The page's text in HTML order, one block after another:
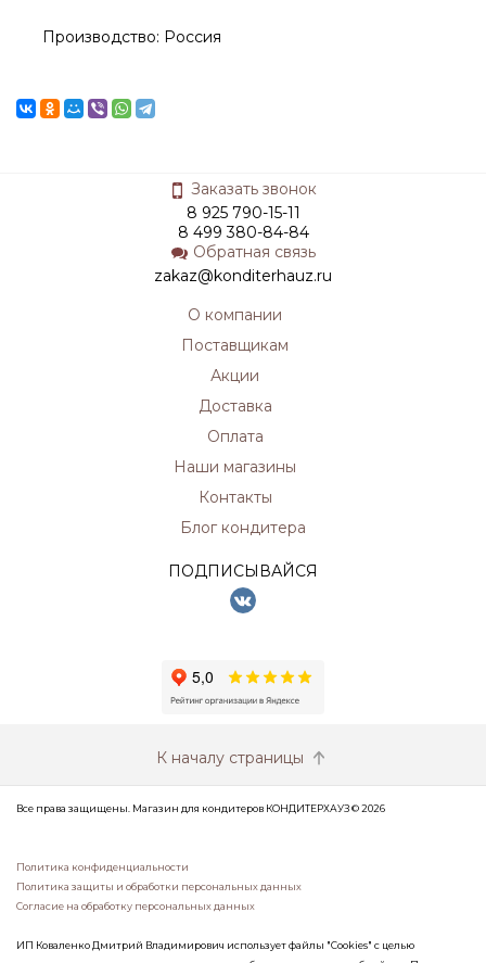
Производство: Россия
Заказать звонок
8 925 790-15-11
8 499 380-84-84
Обратная связь
zakaz@konditerhauz.ru
О компании
Поставщикам
Акции
Доставка
Оплата
Наши магазины
Контакты
Блог кондитера
ПОДПИСЫВАЙСЯ
К началу страницы
Все права защищены. Магазин для кондитеров КОНДИТЕРХАУЗ © 2026
Политика конфиденциальности
Политика защиты и обработки персональных данных
Согласие на обработку персональных данных
ИП Коваленко Дмитрий Владимирович использует файлы "Cookies" с целью